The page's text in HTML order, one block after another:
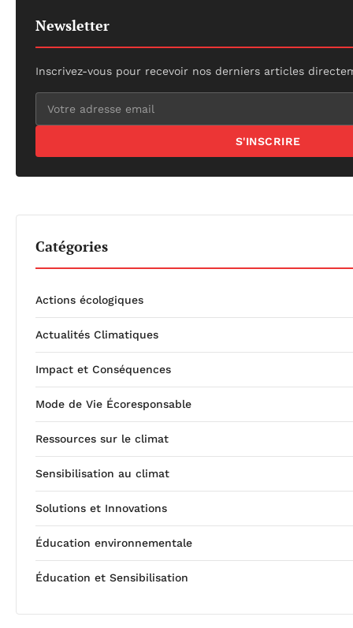
Newsletter
Inscrivez-vous pour recevoir nos derniers articles
S'INSCRIRE
Catégories
Actions écologiques
Actualités Climatiques
Impact et Conséquences
Mode de Vie Écoresponsable
Ressources sur le climat
Sensibilisation au climat
Solutions et Innovations
Éducation environnementale
Éducation et Sensibilisation